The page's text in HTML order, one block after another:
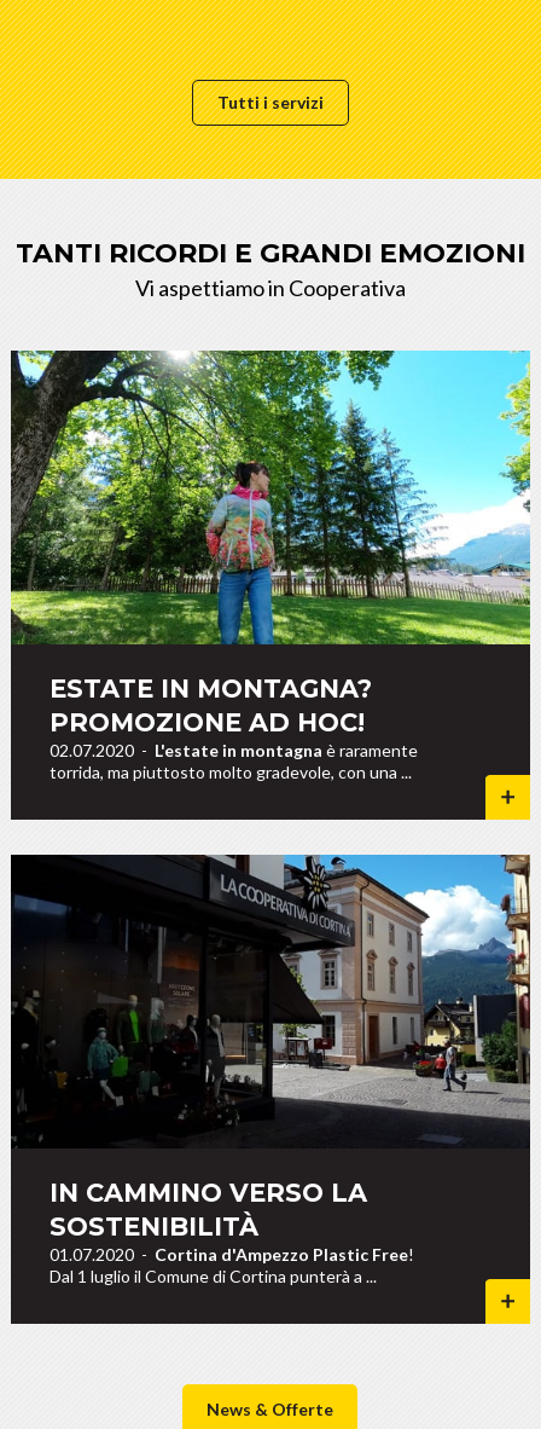
Tutti i servizi
TANTI RICORDI E GRANDI EMOZIONI
Vi aspettiamo in Cooperativa
ESTATE IN MONTAGNA?
PROMOZIONE AD HOC!
02.07.2020 - L'estate in montagna è raramente
torrida, ma piuttosto molto gradevole, con una ...
IN CAMMINO VERSO LA
SOSTENIBILITÀ
01.07.2020 - Cortina d'Ampezzo Plastic Free!
Dal 1 luglio il Comune di Cortina punterà a ...
News & Offerte